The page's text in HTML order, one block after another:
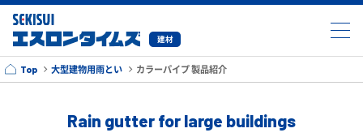
建材
Top 大型建物用雨とい カラーパイプ 製品紹介
Rain gutter for large buildings